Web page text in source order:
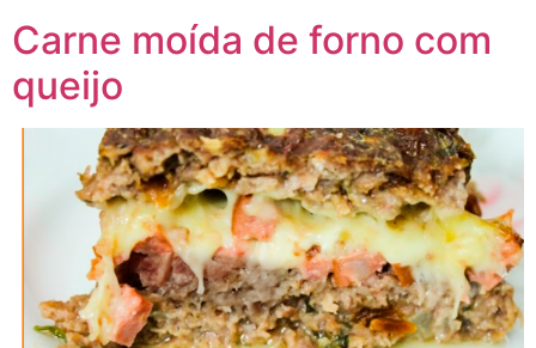
Carne moída de forno com
queijo